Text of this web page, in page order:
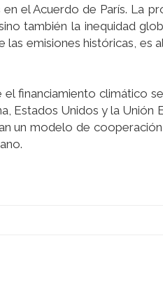
el Acuerdo de París. La
también la inequidad
emisiones históricas, es
financiamiento climático
Estados Unidos y la Unión
un modelo de